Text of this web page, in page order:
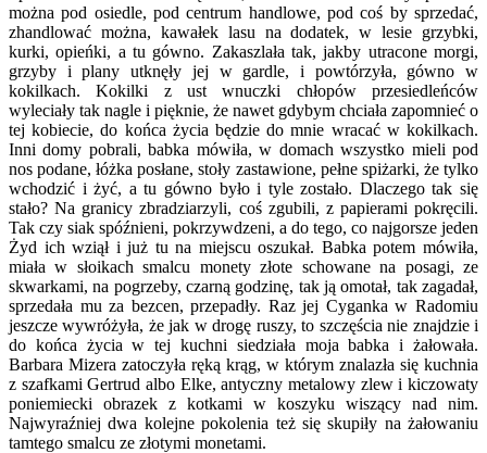
można pod osiedle, pod centrum handlowe, pod coś by sprzedać,
zhandlować można, kawałek lasu na dodatek, w lesie grzybki,
kurki, opieńki, a tu gówno. Zakaszlała tak, jakby utracone morgi,
grzyby i plany utknęły jej w gardle, i powtórzyła, gówno w
kokilkach. Kokilki z ust wnuczki chłopów przesiedleńców
wyleciały tak nagle i pięknie, że nawet gdybym chciała zapomnieć o
tej kobiecie, do końca życia będzie do mnie wracać w kokilkach.
Inni domy pobrali, babka mówiła, w domach wszystko mieli pod
nos podane, łóżka posłane, stoły zastawione, pełne spiżarki, że tylko
wchodzić i żyć, a tu gówno było i tyle zostało. Dlaczego tak się
stało? Na granicy zbradziarzyli, coś zgubili, z papierami pokręcili.
Tak czy siak spóźnieni, pokrzywdzeni, a do tego, co najgorsze jeden
Żyd ich wziął i już tu na miejscu oszukał. Babka potem mówiła,
miała w słoikach smalcu monety złote schowane na posagi, ze
skwarkami, na pogrzeby, czarną godzinę, tak ją omotał, tak zagadał,
sprzedała mu za bezcen, przepadły. Raz jej Cyganka w Radomiu
jeszcze wywróżyła, że jak w drogę ruszy, to szczęścia nie znajdzie i
do końca życia w tej kuchni siedziała moja babka i żałowała.
Barbara Mizera zatoczyła ręką krąg, w którym znalazła się kuchnia
z szafkami Gertrud albo Elke, antyczny metalowy zlew i kiczowaty
poniemiecki obrazek z kotkami w koszyku wiszący nad nim.
Najwyraźniej dwa kolejne pokolenia też się skupiły na żałowaniu
tamtego smalcu ze złotymi monetami.